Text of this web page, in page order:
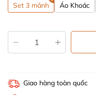
Set 3 mảnh
Áo Khoác
Giao hàng toàn quốc